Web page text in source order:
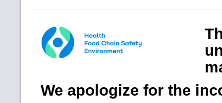
We apologize for the